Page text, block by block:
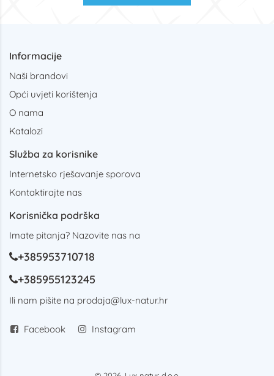
Informacije
Naši brandovi
Opći uvjeti korištenja
O nama
Katalozi
Služba za korisnike
Internetsko rješavanje sporova
Kontaktirajte nas
Korisnička podrška
Imate pitanja? Nazovite nas na
+385953710718
+385955123245
Ili nam pišite na prodaja@lux-natur.hr
Facebook Instagram